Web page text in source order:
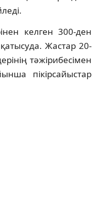
келген 300-ден
Жастар 20-
тәжірибесімен
пікірсайыстар